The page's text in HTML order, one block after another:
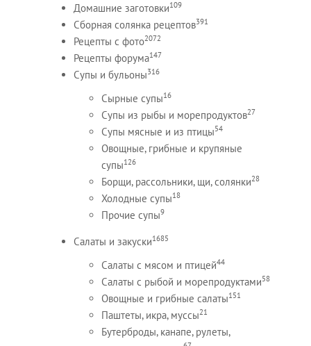
Домашние заготовки109
Сборная солянка рецептов391
Рецепты c фото2072
Рецепты форума147
Супы и бульоны316
Сырные супы16
Супы из рыбы и морепродуктов27
Супы мясные и из птицы54
Овощные, грибные и крупяные
супы126
Борщи, рассольники, щи, солянки28
Холодные супы18
Прочие супы9
Салаты и закуски1685
Салаты с мясом и птицей44
Салаты с рыбой и морепродуктами58
Овощные и грибные салаты151
Паштеты, икра, муссы21
Бутерброды, канапе, рулеты,